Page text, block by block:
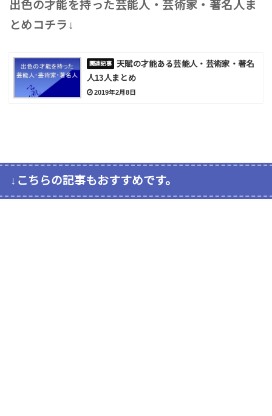
出色の才能を持った芸能人・芸術家・著名人ま
とめコチラ↓
天賦の才能ある芸能人・芸術家・著名
人13人まとめ
2019年2月8日
↓こちらの記事もおすすめです。